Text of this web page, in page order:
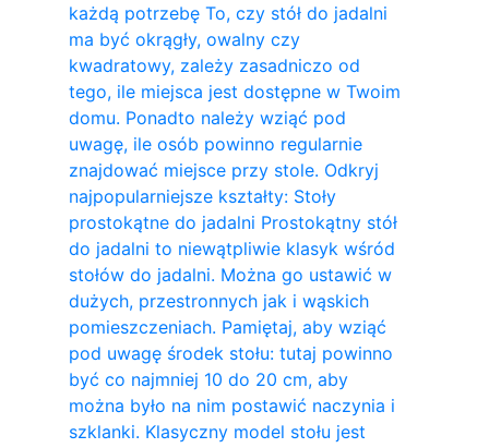
każdą potrzebę To, czy stół do jadalni
ma być okrągły, owalny czy
kwadratowy, zależy zasadniczo od
tego, ile miejsca jest dostępne w Twoim
domu. Ponadto należy wziąć pod
uwagę, ile osób powinno regularnie
znajdować miejsce przy stole. Odkryj
najpopularniejsze kształty: Stoły
prostokątne do jadalni Prostokątny stół
do jadalni to niewątpliwie klasyk wśród
stołów do jadalni. Można go ustawić w
dużych, przestronnych jak i wąskich
pomieszczeniach. Pamiętaj, aby wziąć
pod uwagę środek stołu: tutaj powinno
być co najmniej 10 do 20 cm, aby
można było na nim postawić naczynia i
szklanki. Klasyczny model stołu jest